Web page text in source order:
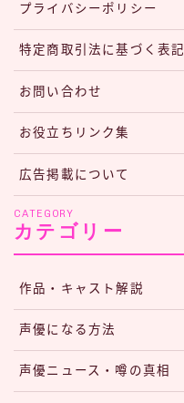
プライバシーポリシー
特定商取引法に基づく表記
お問い合わせ
お役立ちリンク集
広告掲載について
CATEGORY
カテゴリー
作品・キャスト解説
声優になる方法
声優ニュース・噂の真相